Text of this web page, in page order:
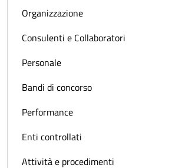
Organizzazione
Consulenti e Collaboratori
Personale
Bandi di concorso
Performance
Enti controllati
Attività e procedimenti